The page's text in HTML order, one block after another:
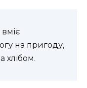
на пригоду,
хлібом.